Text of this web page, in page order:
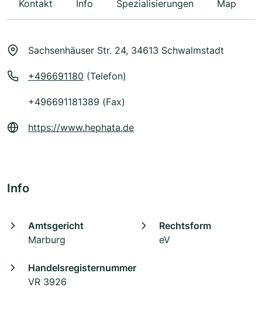
Kontakt Info Spezialisierungen Map
Sachsenhäuser Str. 24, 34613 Schwalmstadt
+496691180 (Telefon)
+496691181389 (Fax)
https://www.hephata.de
Info
Amtsgericht
Marburg
Rechtsform
eV
Handelsregisternummer
VR 3926